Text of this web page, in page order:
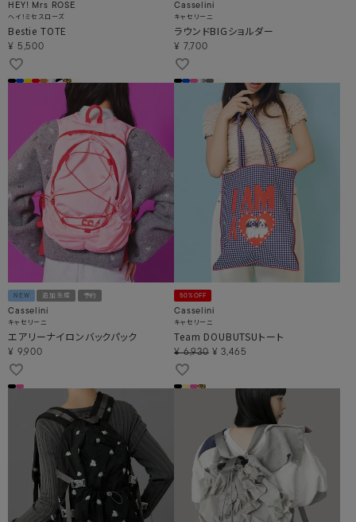
HEY! Mrs ROSE
ヘイ！ミセスローズ
Bestie TOTE
¥ 5,500
Casselini
キャセリーニ
ラウンドBIGショルダー
¥ 7,700
NEW 追加生産 予約
Casselini
キャセリーニ
エアリーナイロンバックパック
¥ 9,900
50%OFF
Casselini
キャセリーニ
Team DOUBUTSUトート
¥ 6,930 ¥ 3,465